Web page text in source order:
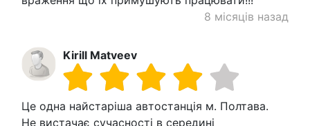
8 місяців назад
Kirill Matveev
Це одна найстаріша автостанція м. Полтава.
Не вистачає сучасності в середині